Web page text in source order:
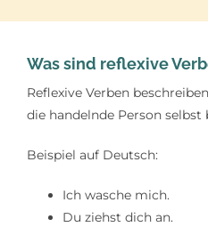
Was sind reflexive
Reflexive Verben
die handelnde Person selbst
Beispiel auf Deutsch:
Ich wasche mich.
Du ziehst dich an.